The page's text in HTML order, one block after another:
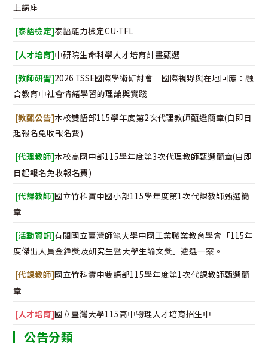
上講座」
[泰語檢定]泰語能力檢定CU-TFL
[人才培育]中研院生命科學人才培育計畫甄選
[教師研習]2026 TSSE國際學術研討會─國際視野與在地回應：融
合教育中社會情緒學習的理論與實踐
[教甄公告]本校雙語部115學年度第2次代理教師甄選簡章(自即日
起報名免收報名費)
[代理教師]本校高國中部115學年度第3次代理教師甄選簡章(自即
日起報名免收報名費)
[代課教師]國立竹科實中國小部115學年度第1次代課教師甄選簡
章
[活動資訊]有關國立臺灣師範大學中國工業職業教育學會「115年
度傑出人員金鐸獎及研究生暨大學生論文獎」遴選一案。
[代課教師]國立竹科實中雙語部115學年度第1次代課教師甄選簡
章
[人才培育]國立臺灣大學115高中物理人才培育招生中
公告分類